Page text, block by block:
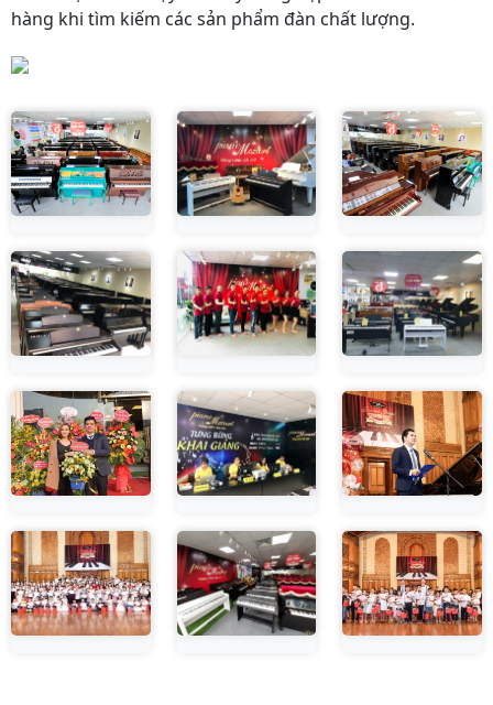
hàng khi tìm kiếm các sản phẩm đàn chất lượng.